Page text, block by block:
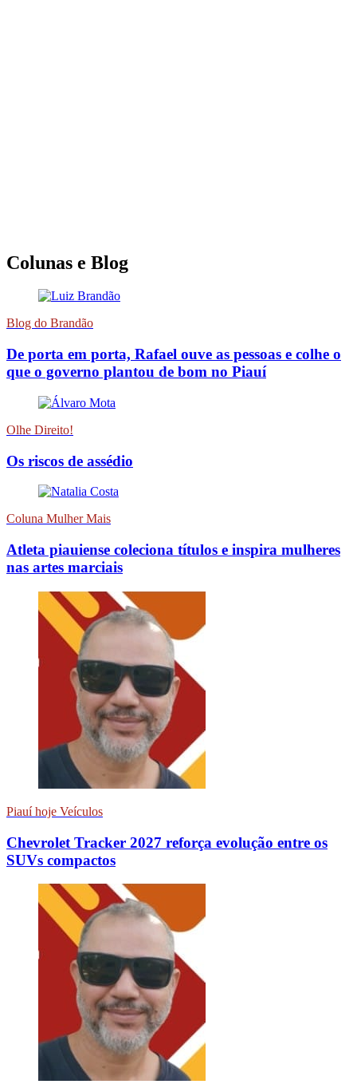
Colunas e Blog
Blog do Brandão
De porta em porta, Rafael ouve as pessoas e colhe o
que o governo plantou de bom no Piauí
Olhe Direito!
Os riscos de assédio
Coluna Mulher Mais
Atleta piauiense coleciona títulos e inspira mulheres
nas artes marciais
Piauí hoje Veículos
Chevrolet Tracker 2027 reforça evolução entre os
SUVs compactos